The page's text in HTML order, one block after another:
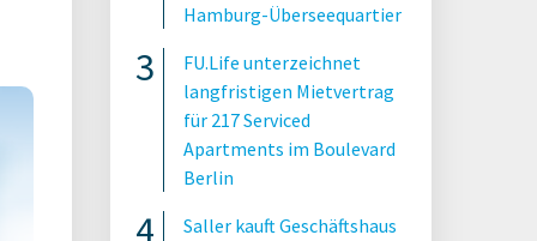
Hamburg-Überseequartier
FU.Life unterzeichnet
langfristigen Mietvertrag
für 217 Serviced
Apartments im Boulevard
Berlin
Saller kauft Geschäftshaus